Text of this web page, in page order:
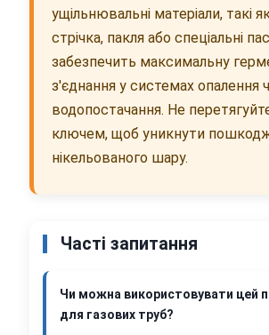
ущільнювальні матеріали, такі
стрічка, пакля або спеціальні
забезпечить максимальну
з'єднання у системах опалення
водопостачання. Не
ключем, щоб уникнути
нікельованого шару.
Часті запитання
Чи можна використовувати цей
для газових труб?